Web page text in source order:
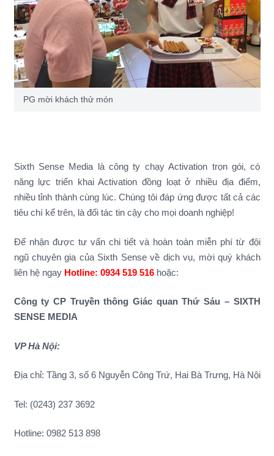
PG mời khách thử món
Sixth Sense Media là công ty chạy Activation trọn gói, có
năng lực triển khai Activation đồng loạt ở nhiều địa điểm,
nhiều tỉnh thành cùng lúc. Chúng tôi đáp ứng được tất cả các
tiêu chí kể trên, là đối tác tin cậy cho mọi doanh nghiệp!
Để nhận được tư vấn chi tiết và hoàn toàn miễn phí từ đội
ngũ chuyên gia của Sixth Sense về dịch vụ, mời quý khách
liên hệ ngay Hotline: 0934 519 516hoặc:
Công ty CP Truyền thông Giác quan Thứ Sáu – SIXTH
SENSE MEDIA
VP Hà Nội:
Địa chỉ: Tầng 3, số 6 Nguyễn Công Trứ, Hai Bà Trưng, Hà Nội
Tel: (0243) 237 3692
Hotline: 0982 513 898